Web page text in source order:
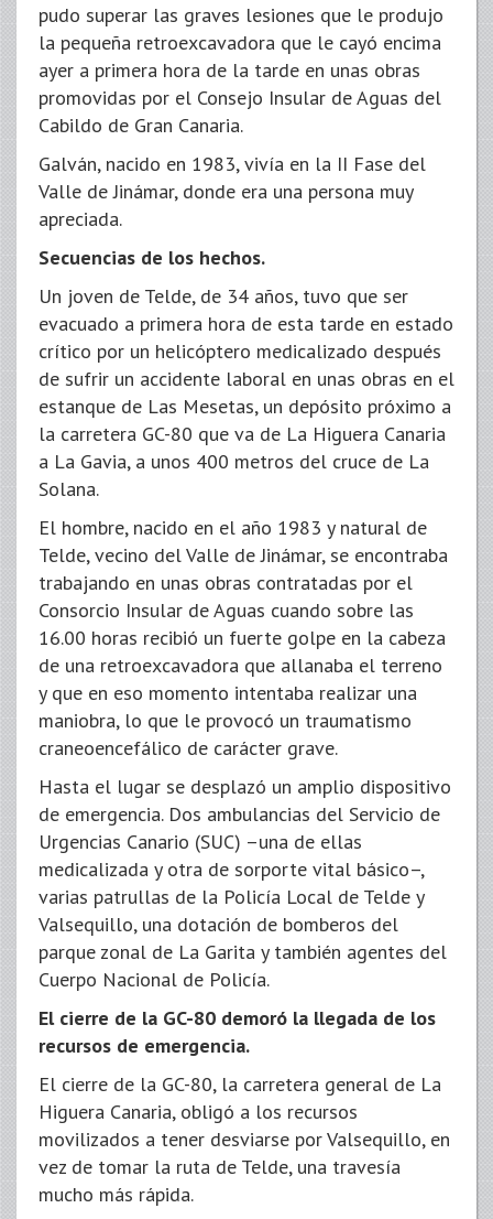
pudo superar las graves lesiones que le produjo
la pequeña retroexcavadora que le cayó encima
ayer a primera hora de la tarde en unas obras
promovidas por el Consejo Insular de Aguas del
Cabildo de Gran Canaria.
Galván, nacido en 1983, vivía en la II Fase del
Valle de Jinámar, donde era una persona muy
apreciada.
Secuencias de los hechos.
Un joven de Telde, de 34 años, tuvo que ser
evacuado a primera hora de esta tarde en estado
crítico por un helicóptero medicalizado después
de sufrir un accidente laboral en unas obras en el
estanque de Las Mesetas, un depósito próximo a
la carretera GC-80 que va de La Higuera Canaria
a La Gavia, a unos 400 metros del cruce de La
Solana.
El hombre, nacido en el año 1983 y natural de
Telde, vecino del Valle de Jinámar, se encontraba
trabajando en unas obras contratadas por el
Consorcio Insular de Aguas cuando sobre las
16.00 horas recibió un fuerte golpe en la cabeza
de una retroexcavadora que allanaba el terreno
y que en eso momento intentaba realizar una
maniobra, lo que le provocó un traumatismo
craneoencefálico de carácter grave.
Hasta el lugar se desplazó un amplio dispositivo
de emergencia. Dos ambulancias del Servicio de
Urgencias Canario (SUC) –una de ellas
medicalizada y otra de sorporte vital básico–,
varias patrullas de la Policía Local de Telde y
Valsequillo, una dotación de bomberos del
parque zonal de La Garita y también agentes del
Cuerpo Nacional de Policía.
El cierre de la GC-80 demoró la llegada de los
recursos de emergencia.
El cierre de la GC-80, la carretera general de La
Higuera Canaria, obligó a los recursos
movilizados a tener desviarse por Valsequillo, en
vez de tomar la ruta de Telde, una travesía
mucho más rápida.